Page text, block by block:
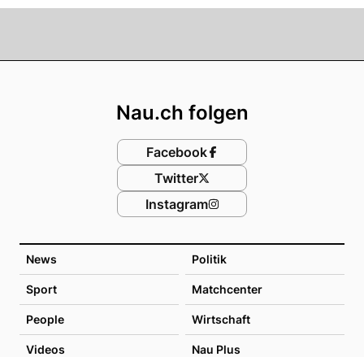
News Politik
Sport Matchcenter
People Wirtschaft
Videos Nau Plus
Nau.ch folgen
Facebook
Twitter
Instagram